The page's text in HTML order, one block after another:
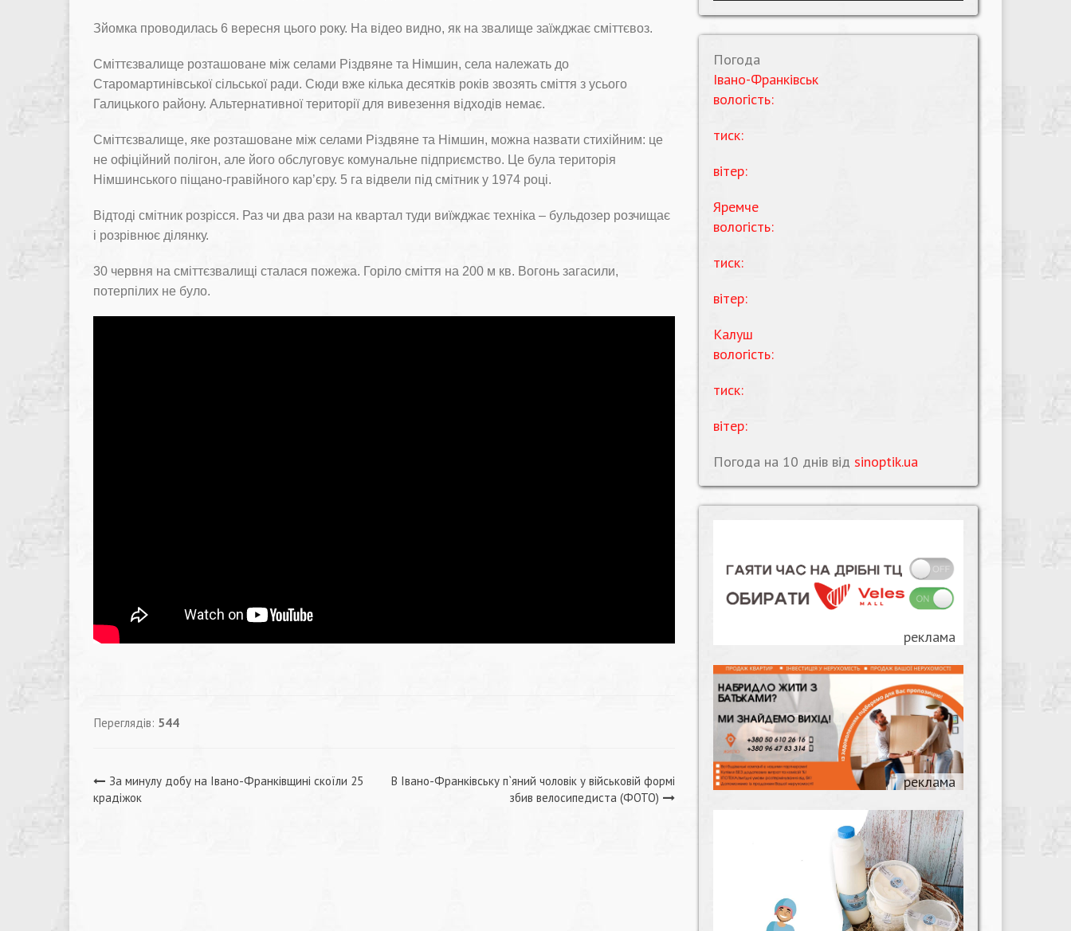
Зйомка проводилась 6 вересня цього року. На відео видно, як на звалище заїжджає сміттєвоз.
Сміттєзвалище розташоване між селами Різдвяне та Німшин, села належать до
Старомартинівської сільської ради. Сюди вже кілька десятків років звозять сміття з усього
Галицького району. Альтернативної території для вивезення відходів немає.
Сміттєзвалище, яке розташоване між селами Різдвяне та Німшин, можна назвати стихійним: це
не офіційний полігон, але його обслуговує комунальне підприємство. Це була територія
Німшинського піщано-гравійного кар’єру. 5 га відвели під смітник у 1974 році.
Відтоді смітник розрісся. Раз чи два рази на квартал туди виїжджає техніка – бульдозер розчищає
і розрівнює ділянку.
30 червня на сміттєзвалищі сталася пожежа. Горіло сміття на 200 м кв. Вогонь загасили,
потерпілих не було.
Переглядів: 544
Навігація
За минулу добу на Івано-Франківщині скоїли 25
крадіжок
В Івано-Франківську п`яний чоловік у військовій формі
збив велосипедиста (ФОТО)
Погода
Івано-Франківськ
вологість:
тиск:
вітер:
Яремче
вологість:
тиск:
вітер:
Калуш
вологість:
тиск:
вітер:
Погода на 10 днів від sinoptik.ua